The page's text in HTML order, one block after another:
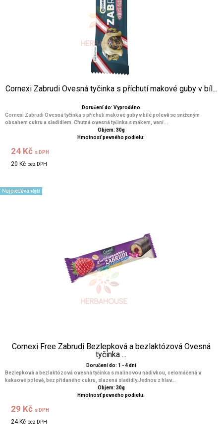
Cornexi Zabrudi Ovesná tyčinka s příchutí makové guby v bíl...
Doručení do: Vyprodáno
Cornexi Zabrudi Ovesná tyčinka s příchutí makové guby v bílé polevě se sníženým
obsahem cukru a sladidlem. Chutná ovesná tyčinka s mákem, vani...
Objem: 30g
Hmotnosť pevného podielu:
24 Kč s DPH
20 Kč bez DPH
Najpredávanější
Cornexi Free Zabrudi Bezlepková a bezlaktózová Ovesná
tyčinka ...
Doručení do: 1 - 4 dní
Bezlepková a bezlaktózová ovesná tyčinka s malinovou nádivkou, celomáčená v
kakaové polevě, bez přidaného cukru, slazená sladidly.Jednou z hlav...
Objem: 30g
Hmotnosť pevného podielu:
29 Kč s DPH
24 Kč bez DPH